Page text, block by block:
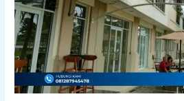
Yang
Berkualitas